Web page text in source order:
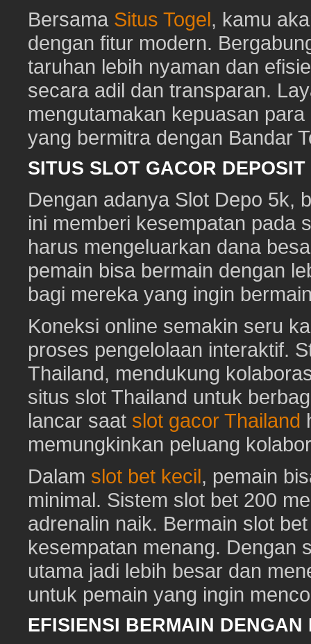
Bersama Situs Togel, kamu
dengan fitur modern.
taruhan lebih nyaman dan
secara adil dan transparan.
mengutamakan kepuasan
yang bermitra dengan Bandar
SITUS SLOT GACOR
Dengan adanya Slot Depo 5k,
ini memberi kesempatan pada
harus mengeluarkan dana
pemain bisa bermain dengan
bagi mereka yang ingin
Koneksi online semakin seru
proses pengelolaan interaktif.
Thailand, mendukung
situs slot Thailand untuk
lancar saat slot gacor Thailand
memungkinkan peluang
Dalam slot bet kecil, pemain
minimal. Sistem slot bet 200
adrenalin naik. Bermain slot
kesempatan menang. Dengan
utama jadi lebih besar dan
untuk pemain yang ingin
EFISIENSI BERMAIN